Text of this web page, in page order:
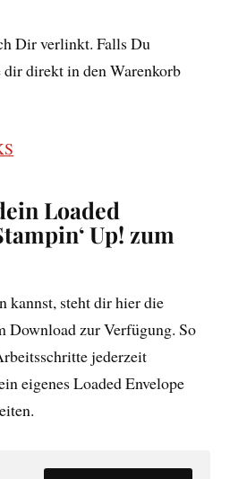
Dir verlinkt. Falls Du
direkt in den Warenkorb
Loaded
Up! zum
kannst, steht dir hier die
Download zur Verfügung. So
jederzeit
eigenes Loaded Envelope